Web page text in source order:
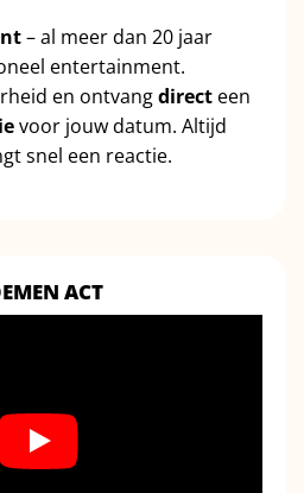
– al meer dan 20 jaar
entertainment.
en ontvangdirect een
voor jouw datum. Altijd
snel een reactie.
ACT